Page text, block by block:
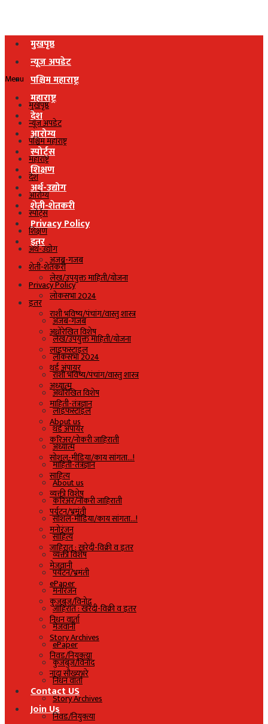
मुखपृष्ठ
न्यूज अपडेट
पश्चिम महाराष्ट्र
महाराष्ट्र
देश
आरोग्य
स्पोर्ट्स
शिक्षण
अर्थ-उद्योग
शेती-शेतकरी
Privacy Policy
इतर
अजब-गजब
लेख/उपयुक्त माहिती/योजना
लोकसभा 2024
राशी भविष्य/पंचांग/वास्तु शास्त्र
अधोरेखित विशेष
लाइफस्टाइल
थर्ड अंपायर
अध्यात्म
माहिती-तंत्रज्ञान
About us
करिअर/नोकरी जाहिराती
सोशल-मीडिया/काय सांगता…!
साहित्य
व्यक्ती विशेष
पर्यटन/भ्रमंती
मनोरंजन
जाहिरात : खरेदी-विक्री व इतर
मेजवानी
ePaper
कुजबुज/विनोद
निधन वार्ता
Story Archives
निवड/नियुक्त्या
नांदा सौख्यभरे
Contact US
Join Us
Menu
मुखपृष्ठ
न्यूज अपडेट
पश्चिम महाराष्ट्र
महाराष्ट्र
देश
आरोग्य
स्पोर्ट्स
शिक्षण
अर्थ-उद्योग
शेती-शेतकरी
Privacy Policy
इतर
अजब-गजब
लेख/उपयुक्त माहिती/योजना
लोकसभा 2024
राशी भविष्य/पंचांग/वास्तु शास्त्र
अधोरेखित विशेष
लाइफस्टाइल
थर्ड अंपायर
अध्यात्म
माहिती-तंत्रज्ञान
About us
करिअर/नोकरी जाहिराती
सोशल-मीडिया/काय सांगता…!
साहित्य
व्यक्ती विशेष
पर्यटन/भ्रमंती
मनोरंजन
जाहिरात : खरेदी-विक्री व इतर
मेजवानी
ePaper
कुजबुज/विनोद
निधन वार्ता
Story Archives
निवड/नियुक्त्या